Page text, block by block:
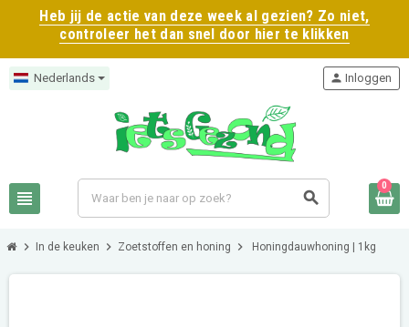
Heb jij de actie van deze week al gezien? Zo niet,
controleer het dan snel door hier te klikken
Nederlands
view_headline search
person Inloggen
0
chevron_right In de keuken chevron_right Zoetstoffen en honing chevron_right Honingdauwhoning | 1kg